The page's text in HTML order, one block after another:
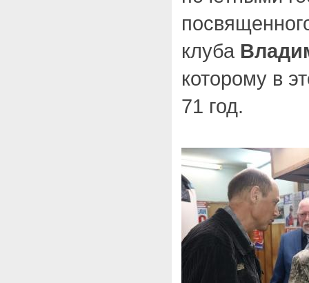
клуба
которому в
71 год.